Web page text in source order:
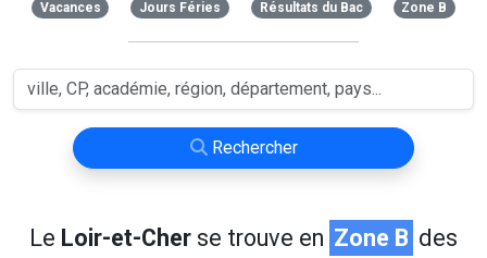
Vacances Jours Féries Résultats du Bac Zone B
Rechercher
Le Loir-et-Cher se trouve en Zone B des